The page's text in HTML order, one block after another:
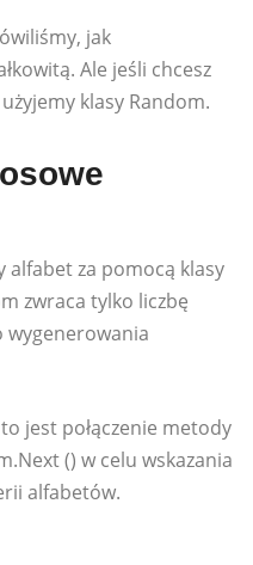
jak
Ale jeśli chcesz
klasy Random.
alfabet za pomocą klasy
zwraca tylko liczbę
wygenerowania
jest połączenie metody
() w celu wskazania
alfabetów.